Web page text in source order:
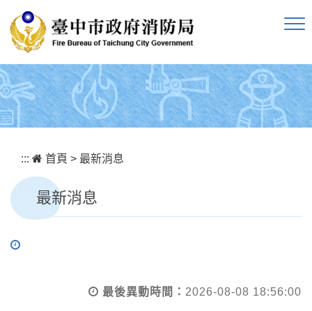
::: 首頁 > 最新消息
最新消息
最後異動時間： 2026-08-08 18:56:00